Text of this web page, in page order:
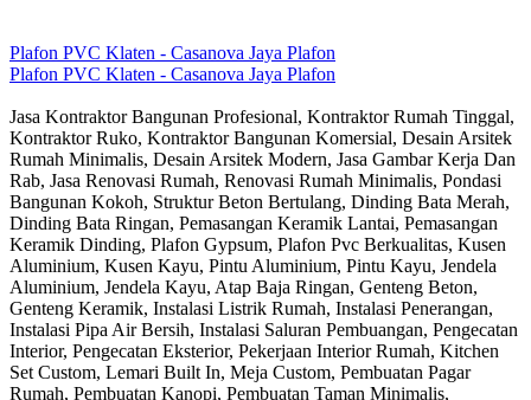
Plafon PVC Klaten - Casanova Jaya Plafon
Plafon PVC Klaten - Casanova Jaya Plafon
Jasa Kontraktor Bangunan Profesional, Kontraktor Rumah Tinggal,
Kontraktor Ruko, Kontraktor Bangunan Komersial, Desain Arsitek
Rumah Minimalis, Desain Arsitek Modern, Jasa Gambar Kerja Dan
Rab, Jasa Renovasi Rumah, Renovasi Rumah Minimalis, Pondasi
Bangunan Kokoh, Struktur Beton Bertulang, Dinding Bata Merah,
Dinding Bata Ringan, Pemasangan Keramik Lantai, Pemasangan
Keramik Dinding, Plafon Gypsum, Plafon Pvc Berkualitas, Kusen
Aluminium, Kusen Kayu, Pintu Aluminium, Pintu Kayu, Jendela
Aluminium, Jendela Kayu, Atap Baja Ringan, Genteng Beton,
Genteng Keramik, Instalasi Listrik Rumah, Instalasi Penerangan,
Instalasi Pipa Air Bersih, Instalasi Saluran Pembuangan, Pengecatan
Interior, Pengecatan Eksterior, Pekerjaan Interior Rumah, Kitchen
Set Custom, Lemari Built In, Meja Custom, Pembuatan Pagar
Rumah, Pembuatan Kanopi, Pembuatan Taman Minimalis,